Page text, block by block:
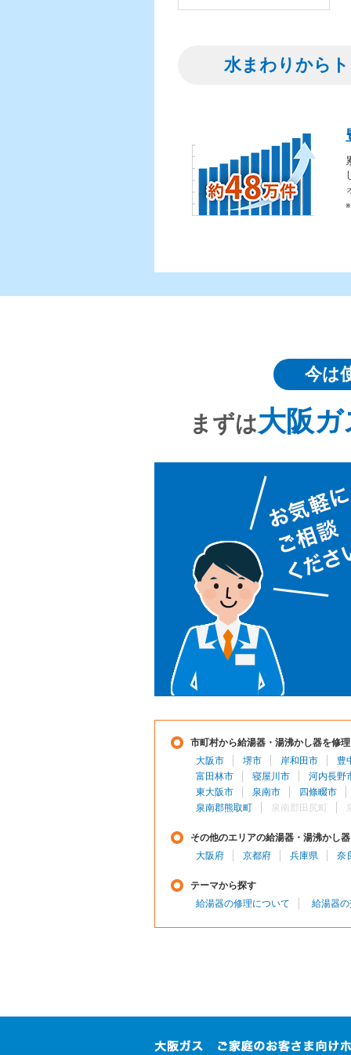
水まわりから
今は
まずは大阪
市町村から給湯器・湯沸かし器を修
大阪市
堺市 岸和田市
豊
富田林市
寝屋川市
河内長野
東大阪市
泉南市
四條畷市
泉南郡熊取町
泉南郡田尻町
その他のエリアの給湯器・湯沸かし
大阪府
京都府 兵庫県 奈
テーマから探す
給湯器の修理について
給湯器